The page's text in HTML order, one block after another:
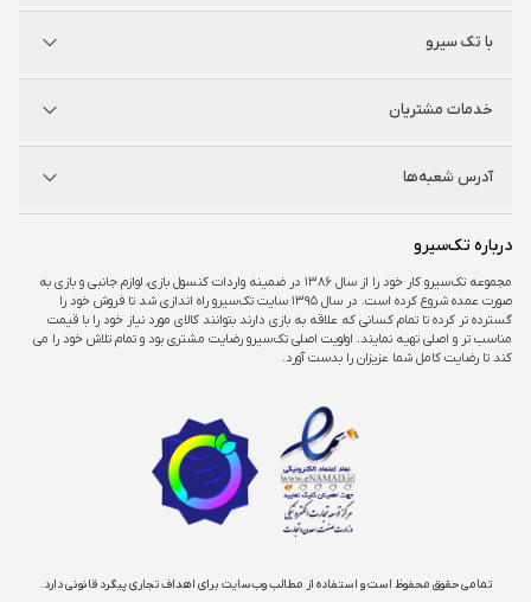
ایکس‌باکس
شگفت سیرو
با تک سیرو
راه‌های ارتباطی
مجله خبری
خدمات مشتریان
راهنمای اکانت‌ها
شرایط و قوانین
آدرس شعبه‌ها
شعبه مرکزی
شعبه چارسو
تهران، خیابان جمهوری، تقاطع حافظ، پاساژ چارسو، طبقه منفی یک، پلاک A۴۸
شعبه اپال
درباره تک‌سیرو
مجموعه تک‌سیرو کار خود را از سال ۱۳۸۶ در ضمینه واردات کنسول بازی، لوازم جانبی و بازی به
صورت عمده شروع کرده است. در سال ۱۳۹۵ سایت تک‌سیرو راه اندازی شد تا فروش خود را
گسترده تر کرده تا تمام کسانی که علاقه به بازی دارند بتوانند کالای مورد نیاز خود را با قیمت
مناسب تر و اصلی تهیه نمایند. اولویت اصلی تک‌سیرو رضایت مشتری بود و تمام تلاش خود را می
کند تا رضایت کامل شما عزیزان را بدست آورد.
تمامی حقوق محفوظ است و استفاده از مطالب وب‌سایت برای اهداف تجاری پیگرد قانونی دارد.